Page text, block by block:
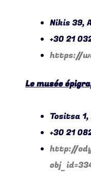
Nikis 39,
+30 21
https://
Le musée
Tositsa
+30 21
http://